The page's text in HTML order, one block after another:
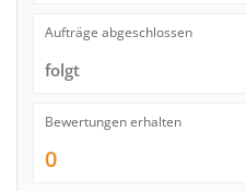
Aufträge abgeschlossen
folgt
Bewertungen erhalten
0